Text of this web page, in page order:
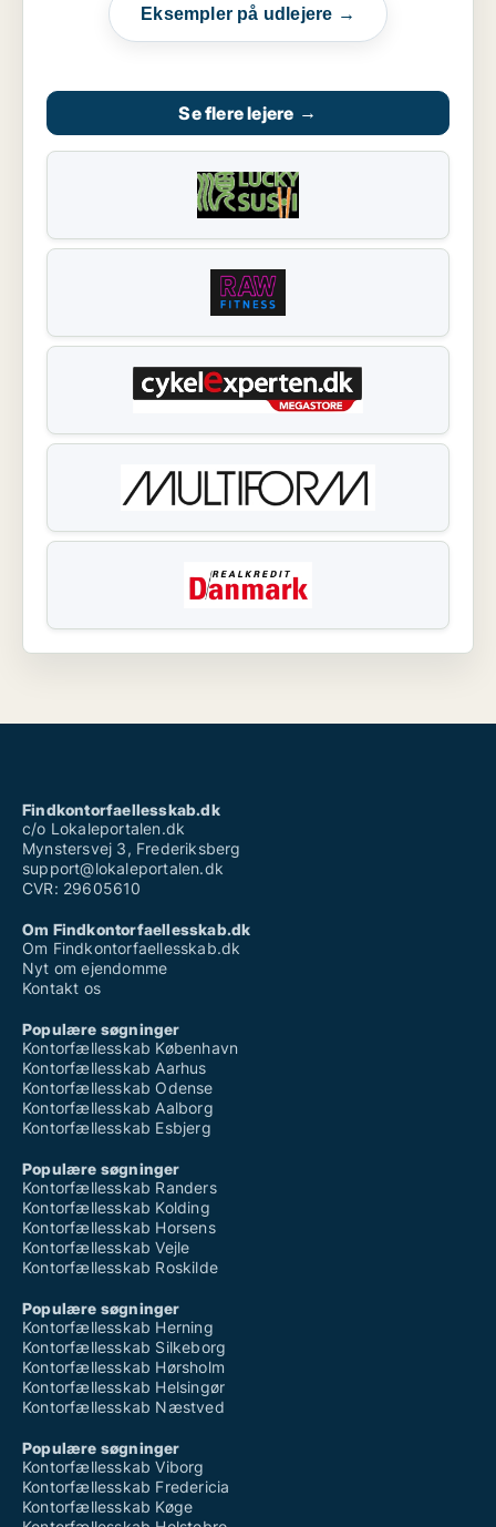
Eksempler på udlejere →
Se flere lejere →
Findkontorfaellesskab.dk
c/o Lokaleportalen.dk
Mynstersvej 3, Frederiksberg
support@lokaleportalen.dk
CVR: 29605610
Om Findkontorfaellesskab.dk
Om Findkontorfaellesskab.dk
Nyt om ejendomme
Kontakt os
Populære søgninger
Kontorfællesskab København
Kontorfællesskab Aarhus
Kontorfællesskab Odense
Kontorfællesskab Aalborg
Kontorfællesskab Esbjerg
Populære søgninger
Kontorfællesskab Randers
Kontorfællesskab Kolding
Kontorfællesskab Horsens
Kontorfællesskab Vejle
Kontorfællesskab Roskilde
Populære søgninger
Kontorfællesskab Herning
Kontorfællesskab Silkeborg
Kontorfællesskab Hørsholm
Kontorfællesskab Helsingør
Kontorfællesskab Næstved
Populære søgninger
Kontorfællesskab Viborg
Kontorfællesskab Fredericia
Kontorfællesskab Køge